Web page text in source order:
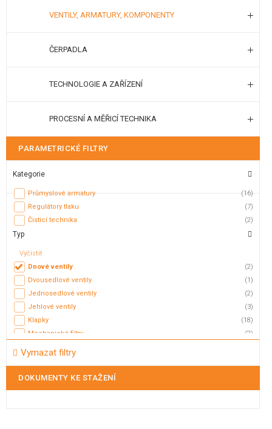
VENTILY, ARMATURY, KOMPONENTY
ČERPADLA
TECHNOLOGIE A ZAŘÍZENÍ
PROCESNÍ A MĚŘICÍ TECHNIKA
PARAMETRICKÉ FILTRY
Kategorie
Průmyslové armatury
(16)
Regulátory tlaku
(7)
Čisticí technika
(2)
Typ
Vyčistit
Dnové ventily
(2)
Dvousedlové ventily
(1)
Jednosedlové ventily
(2)
Jehlové ventily
(3)
Klapky
(18)
Mechanické filtry
(2)
Mycí hlavice
Mycí koule
Vymazat filtry
DOKUMENTY KE STAŽENÍ